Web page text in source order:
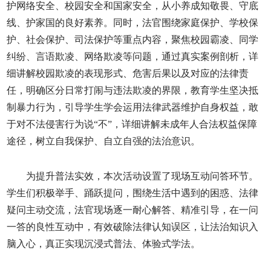
护网络安全、校园安全和国家安全，从小养成知敬畏、守底
线、护家国的良好素养。同时，法官围绕家庭保护、学校保
护、社会保护、司法保护等重点内容，聚焦校园霸凌、同学
纠纷、言语欺凌、网络欺凌等问题，通过真实案例剖析，详
细讲解校园欺凌的表现形式、危害后果以及对应的法律责
任，明确区分日常打闹与违法欺凌的界限，教育学生坚决抵
制暴力行为，引导学生学会运用法律武器维护自身权益，敢
于对不法侵害行为说“不”，详细讲解未成年人合法权益保障
途径，树立自我保护、自立自强的法治意识。
为提升普法实效，本次活动设置了现场互动问答环节。
学生们积极举手、踊跃提问，围绕生活中遇到的困惑、法律
疑问主动交流，法官现场逐一耐心解答、精准引导，在一问
一答的良性互动中，有效破除法律认知误区，让法治知识入
脑入心，真正实现沉浸式普法、体验式学法。